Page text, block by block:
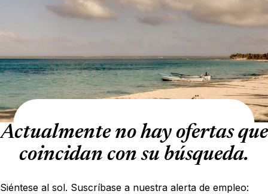
Actualmente no hay ofertas que
coincidan con su búsqueda.
Siéntese al sol. Suscríbase a nuestra alerta de empleo: